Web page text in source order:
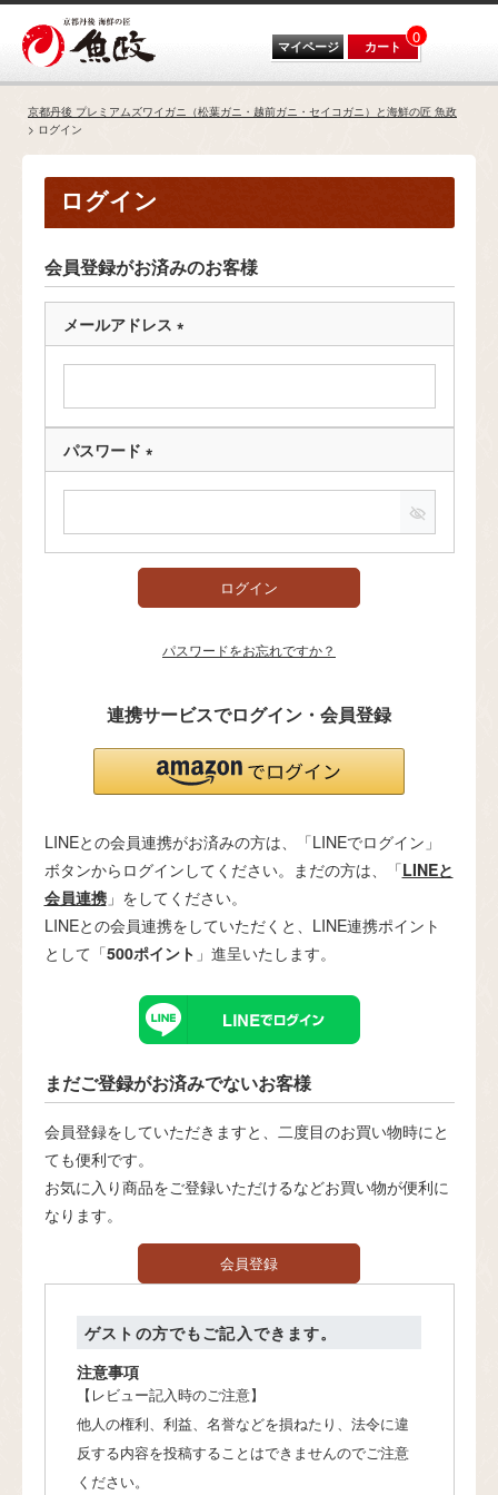
マイページ カート 0
京都丹後 プレミアムズワイガニ（松葉ガニ・越前ガニ・セイコガニ）と海鮮の匠 魚政
ログイン
ログイン
会員登録がお済みのお客様
メールアドレス
須
)
パスワード
須
)
ログイン
パスワードをお忘れですか？
連携サービスでログイン・会員登録
LINEとの会員連携がお済みの方は、「LINEでログイン」
ボタンからログインしてください。まだの方は、「LINEと
会員連携」をしてください。
LINEとの会員連携をしていただくと、LINE連携ポイント
として「500ポイント 」進呈いたします。
まだご登録がお済みでないお客様
会員登録をしていただきますと、二度目のお買い物時にと
ても便利です。
お気に入り商品をご登録いただけるなどお買い物が便利に
なります。
会員登録
ゲストの方でもご記入できます。
注意事項
【レビュー記入時のご注意】
他人の権利、利益、名誉などを損ねたり、法令に違
反する内容を投稿することはできませんのでご注意
ください。